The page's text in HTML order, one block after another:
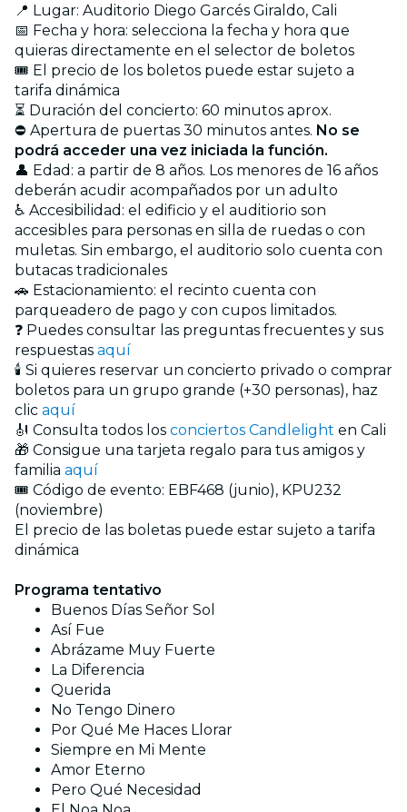
📍 Lugar: Auditorio Diego Garcés Giraldo, Cali
📅 Fecha y hora: selecciona la fecha y hora que
quieras directamente en el selector de boletos
🎟️ El precio de los boletos puede estar sujeto a
tarifa dinámica
⏳ Duración del concierto: 60 minutos aprox.
⛔ Apertura de puertas 30 minutos antes. No se
podrá acceder una vez iniciada la función.
👤 Edad: a partir de 8 años. Los menores de 16 años
deberán acudir acompañados por un adulto
♿ Accesibilidad: el edificio y el auditiorio son
accesibles para personas en silla de ruedas o con
muletas. Sin embargo, el auditorio solo cuenta con
butacas tradicionales
🚗 Estacionamiento: el recinto cuenta con
parqueadero de pago y con cupos limitados.
❓ Puedes consultar las preguntas frecuentes y sus
respuestas aquí
🕯️ Si quieres reservar un concierto privado o comprar
boletos para un grupo grande (+30 personas), haz
clic aquí
🎻 Consulta todos los conciertos Candlelight en Cali
🎁 Consigue una tarjeta regalo para tus amigos y
familia aquí
🎟️ Código de evento: EBF468 (junio), KPU232
(noviembre)
El precio de las boletas puede estar sujeto a tarifa
dinámica
Programa tentativo
Buenos Días Señor Sol
Así Fue
Abrázame Muy Fuerte
La Diferencia
Querida
No Tengo Dinero
Por Qué Me Haces Llorar
Siempre en Mi Mente
Amor Eterno
Pero Qué Necesidad